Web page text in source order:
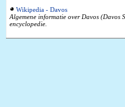
Wikipedia - Davos
Algemene informatie over Davos (Davos
encyclopedie.